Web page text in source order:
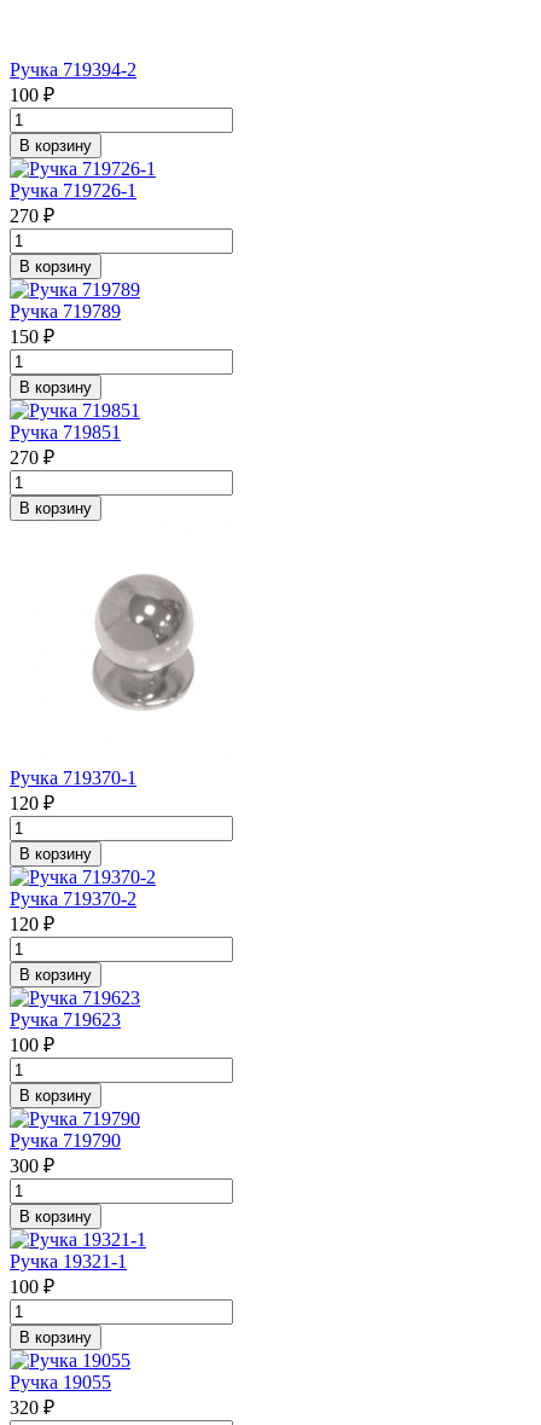
Ручка 719394-2
100 ₽
В корзину
Ручка 719726-1
270 ₽
В корзину
Ручка 719789
150 ₽
В корзину
Ручка 719851
270 ₽
В корзину
Ручка 719370-1
120 ₽
В корзину
Ручка 719370-2
120 ₽
В корзину
Ручка 719623
100 ₽
В корзину
Ручка 719790
300 ₽
В корзину
Ручка 19321-1
100 ₽
В корзину
Ручка 19055
320 ₽